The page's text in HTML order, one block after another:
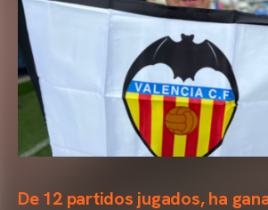
De 12 partidos jugados, ha